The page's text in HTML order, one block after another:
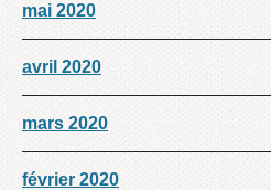
mai 2020
avril 2020
mars 2020
février 2020